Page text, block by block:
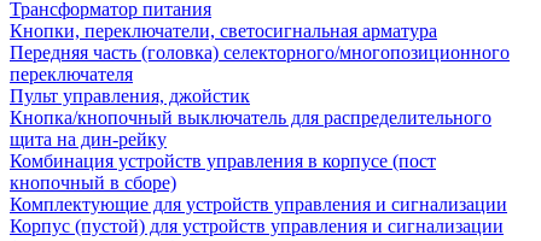
Трансформатор питания
Кнопки, переключатели, светосигнальная арматура
Передняя часть (головка) селекторного/многопозиционного
переключателя
Пульт управления, джойстик
Кнопка/кнопочный выключатель для распределительного
щита на дин-рейку
Комбинация устройств управления в корпусе (пост
кнопочный в сборе)
Комплектующие для устройств управления и сигнализации
Корпус (пустой) для устройств управления и сигнализации